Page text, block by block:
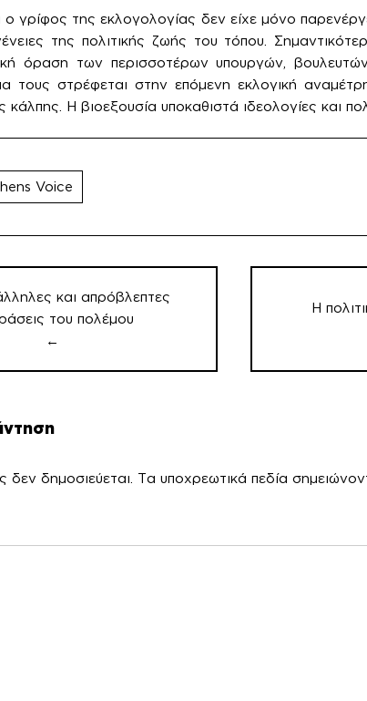
ο γρίφος της εκλογολογίας δεν είχε μόνο
της πολιτικής ζωής του τόπου.
όραση των περισσοτέρων υπουργών,
τους στρέφεται στην επόμενη εκλογική
Η βιοεξουσία υποκαθιστά ιδεολογίες και
Voice
και απρόβλεπτες
του πολέμου
←
Η
δεν δημοσιεύεται. Τα υποχρεωτικά πεδία